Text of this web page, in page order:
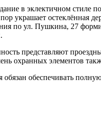
в эклектичном стиле
украшает остеклённая
по ул. Пушкина, 27
представляют
охранных элементов
обязан обеспечивать